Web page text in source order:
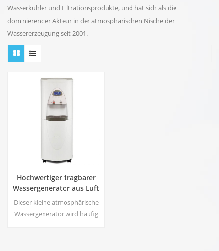
Wasserkühler und Filtrationsprodukte, und hat sich als die
dominierender Akteur in der atmosphärischen Nische der
Wassererzeugung seit 2001.
Hochwertiger tragbarer
Wassergenerator aus Luft
HR-77M
Dieser kleine atmosphärische
Wassergenerator wird häufig